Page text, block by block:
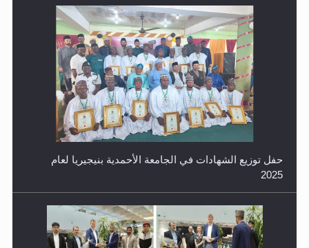
حفل توزيع الشهادات في الجامعة الأحمدية بنيجيريا لعام
2025